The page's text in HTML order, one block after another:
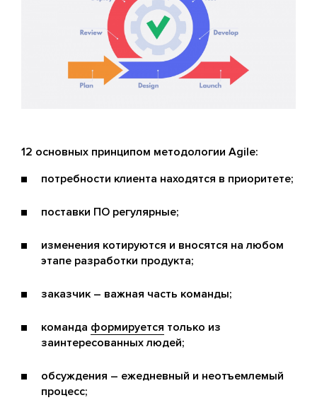
12 основных принципом методологии Agile:
потребности клиента находятся в приоритете;
поставки ПО регулярные;
изменения котируются и вносятся на любом
этапе разработки продукта;
заказчик – важная часть команды;
команда формируется только из
заинтересованных людей;
обсуждения – ежедневный и неотъемлемый
процесс;